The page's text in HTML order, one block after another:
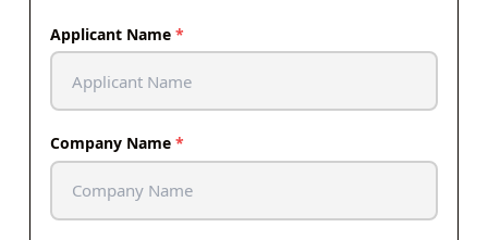
Applicant Name *
Company Name *